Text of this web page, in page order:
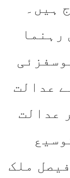
ہیں۔
رہنما
عدالت
عدالت
ملک